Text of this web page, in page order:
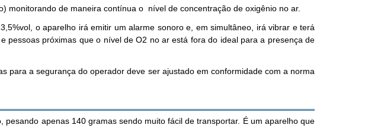
monitorando de maneira contínua o nível de concentração de oxigênio no ar.
o aparelho irá emitir um alarme sonoro e, em simultâneo, irá vibrar e terá
próximas que o nível de O2 no ar está fora do ideal para a presença de
para a segurança do operador deve ser ajustado em conformidade com a norma
apenas 140 gramas sendo muito fácil de transportar. É um aparelho que